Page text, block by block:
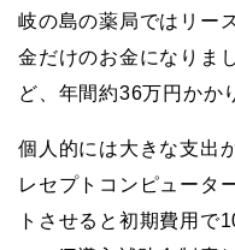
岐の島の薬局ではリー
金だけのお金になりま
ど、年間約36万円かか
個人的には大きな支出
レセプトコンピュータ
トさせると初期費用で